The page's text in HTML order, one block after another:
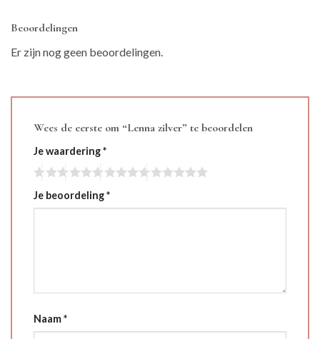
Beoordelingen
Er zijn nog geen beoordelingen.
Wees de eerste om “Lenna zilver” te beoordelen
Je waardering*
Je beoordeling*
Naam*